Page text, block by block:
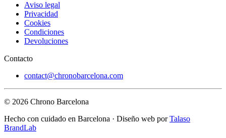
Aviso legal
Privacidad
Cookies
Condiciones
Devoluciones
Contacto
contact@chronobarcelona.com
© 2026 Chrono Barcelona
Hecho con cuidado en Barcelona · Diseño web porTalaso
BrandLab